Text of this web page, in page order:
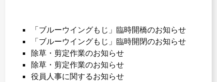
「ブルーウイングもじ」臨時開橋のお知らせ
「ブルーウイングもじ」臨時開閉のお知らせ
除草・剪定作業のお知らせ
除草・剪定作業のお知らせ
役員人事に関するお知らせ